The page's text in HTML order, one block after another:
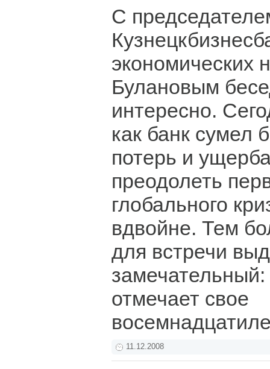
С
экономических
Булановым
интересно.
как банк сумел
потерь и
преодолеть
глобального
вдвойне. Тем
для встречи
отмечает свое
11.12.2008